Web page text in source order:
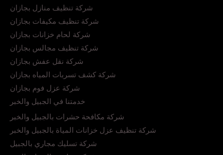
شركة تنظيف منازل بجازان
شركة تنظيف مكيفات بجازان
شركة لحام خزانات بجازان
شركة تنظيف مجالس بجازان
شركة نقل عفش بجازان
شركة كشف تسربات المياه بجازان
شركة عزل فوم بجازان
خدمتنا في الجبيل والخبر
شركة مكافحة حشرات بالجبيل والخبر
شركة تنظيف عزل خزانات المياة بالجبيل والخبر
شركة تسليك مجاري بالجبيل